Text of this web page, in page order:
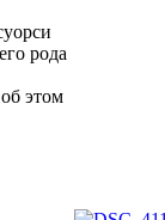
рода
этом